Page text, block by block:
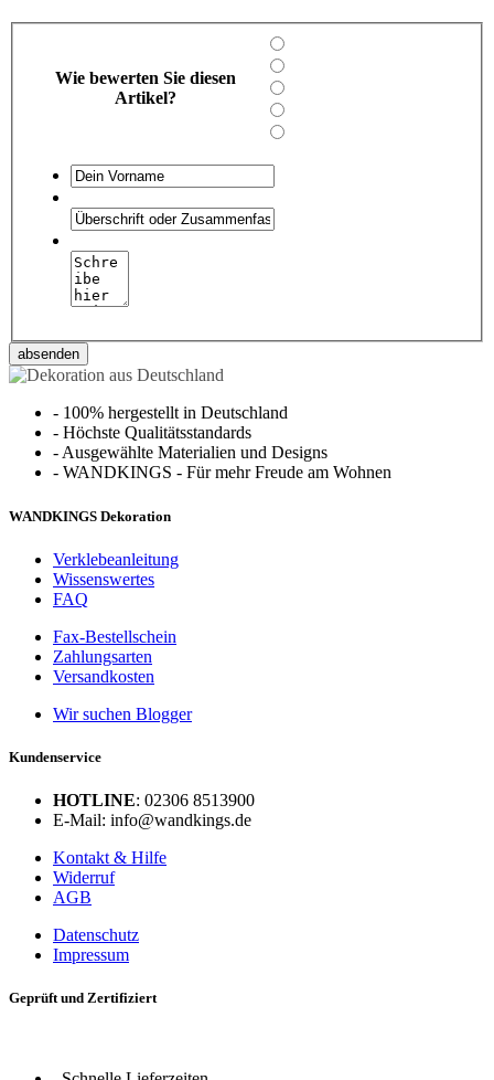
Wie bewerten Sie diesen
Artikel?
absenden
- 100% hergestellt in Deutschland
- Höchste Qualitätsstandards
-Ausgewählte Materialien und Designs
- WANDKINGS - Für mehr Freude am Wohnen
WANDKINGS Dekoration
Verklebeanleitung
Wissenswertes
FAQ
Fax-Bestellschein
Zahlungsarten
Versandkosten
Wir suchen Blogger
Kundenservice
HOTLINE: 02306 8513900
E-Mail: info@wandkings.de
Kontakt & Hilfe
Widerruf
AGB
Datenschutz
Impressum
Geprüft und Zertifiziert